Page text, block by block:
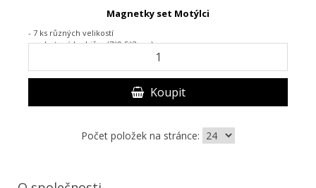
Magnetky set Motýlci
- 7 ks různých velikostí
- v plastové krabičce (7*9,5*2 cm)
Koupit
Počet položek na stránce: